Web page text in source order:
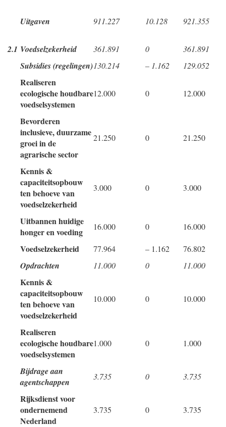
Uitgaven 911.227 10.128 921.355
2.1 Voedselzekerheid 361.891 0 361.891
Subsidies (regelingen)130.214 – 1.162 129.052
Realiseren
ecologische houdbare
voedselsystemen
12.000 0 12.000
Bevorderen
inclusieve, duurzame
groei in de
agrarische sector
21.250 0 21.250
Kennis &
capaciteitsopbouw
ten behoeve van
voedselzekerheid
3.000 0 3.000
Uitbannen huidige
honger en voeding
16.000 0 16.000
Voedselzekerheid 77.964 – 1.162 76.802
Opdrachten 11.000 0 11.000
Kennis &
capaciteitsopbouw
ten behoeve van
voedselzekerheid
10.000 0 10.000
Realiseren
ecologische houdbare
voedselsystemen
1.000 0 1.000
Bijdrage aan
agentschappen
3.735 0 3.735
Rijksdienst voor
ondernemend
Nederland
3.735 0 3.735